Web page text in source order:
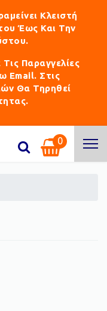
Κλειστή
Έως Και Την
Παραγγελίες
Email. Στις
Θα Τηρηθεί
0